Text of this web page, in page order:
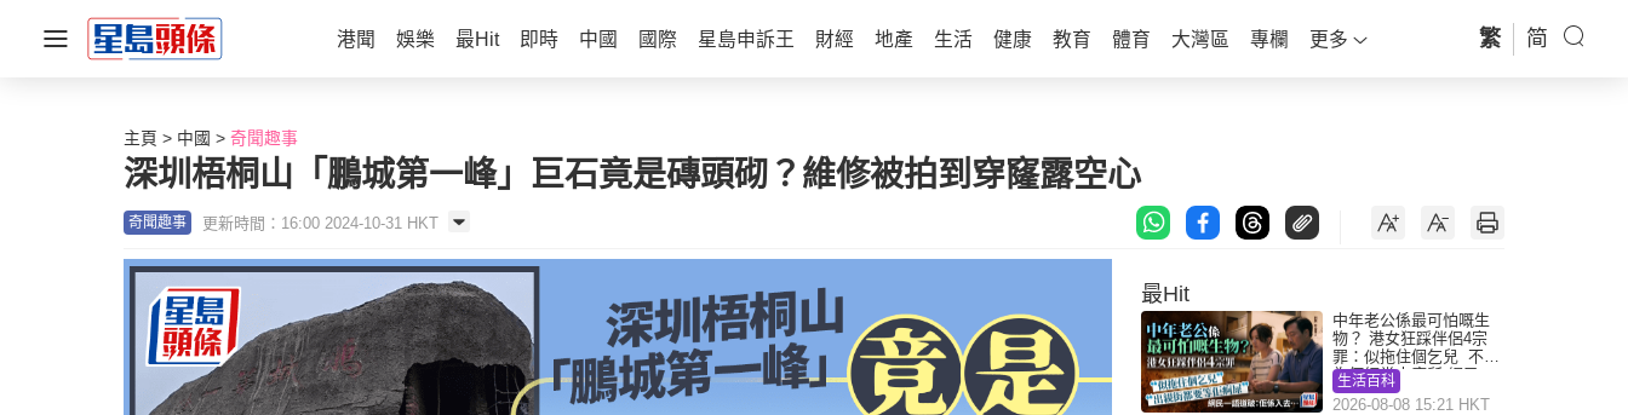
港聞 娛樂 最Hit 即時 中國 國際 星島申訴王 財經 地產 生活 健康 教育 體育 大灣區 專欄 更多 繁 简
主頁 中國 奇聞趣事
深圳梧桐山「鵬城第一峰」巨石竟是磚頭砌？維修被拍到穿窿露空心
奇聞趣事 更新時間：16:00 2024-10-31 HKT
最Hit
中年老公係最可怕嘅生
物？ 港女狂踩伴侶4宗
罪：似拖住個乞兒 不解
為何經常去廁所 網民一
語道破
生活百科
2026-08-08 15:21 HKT